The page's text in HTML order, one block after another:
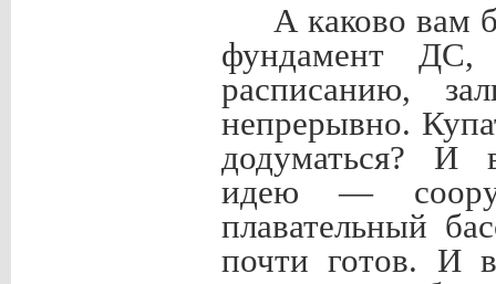
А каково вам
фундамент
расписанию,
непрерывно.
додуматься? И
идею —
плавательный
почти готов. И